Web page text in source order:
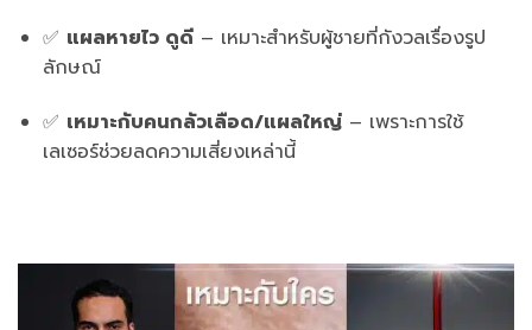
✅ แผลหายไว ดูดี– เหมาะสำหรับผู้ชายที่กังวลเรื่องรูป
ลักษณ์
✅ เหมาะกับคนกลัวเลือด/แผลใหญ่– เพราะการใช้
เลเซอร์ช่วยลดความเสี่ยงเหล่านี้